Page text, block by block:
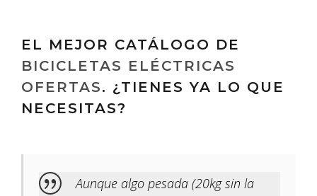
EL MEJOR CATÁLOGO DE
BICICLETAS ELÉCTRICAS
OFERTAS. ¿TIENES YA LO QUE
NECESITAS?
Aunque algo pesada (20kg sin la